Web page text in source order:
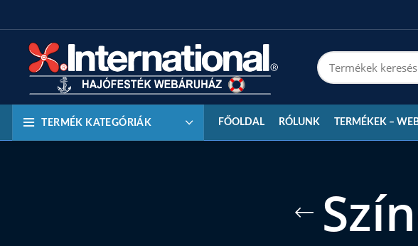
TERMÉK KATEGÓRIÁK FŐOLDAL RÓLUNK TERMÉKEK –